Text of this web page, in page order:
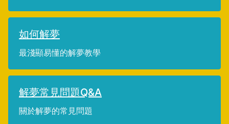
如何解夢
最淺顯易懂的解夢教學
解夢常見問題Q&A
關於解夢的常見問題